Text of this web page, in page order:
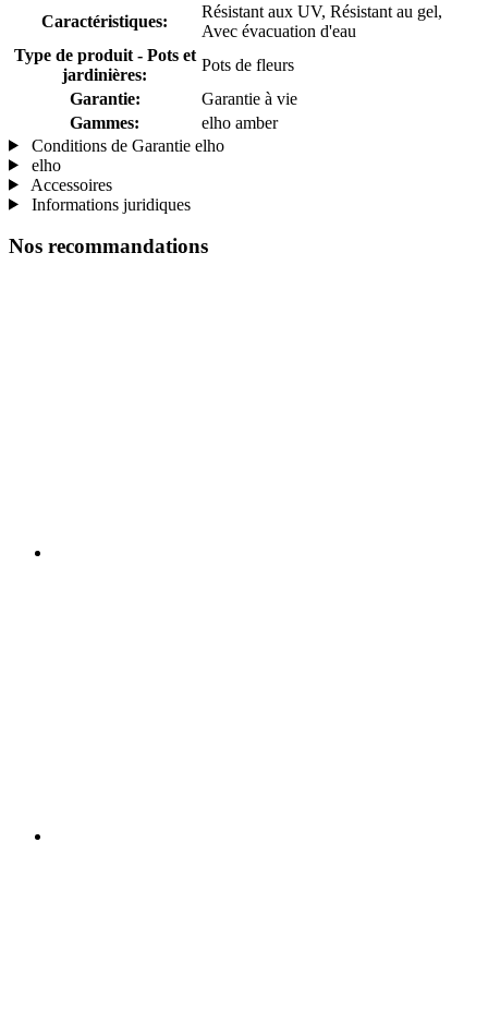
Caractéristiques:
Résistant aux UV, Résistant au gel,
Avec évacuation d'eau
Type de produit - Pots et
jardinières:
Pots de fleurs
Garantie:
Garantie à vie
Gammes:
elho amber
Conditions de Garantie elho
elho
Accessoires
Informations juridiques
Nos recommandations